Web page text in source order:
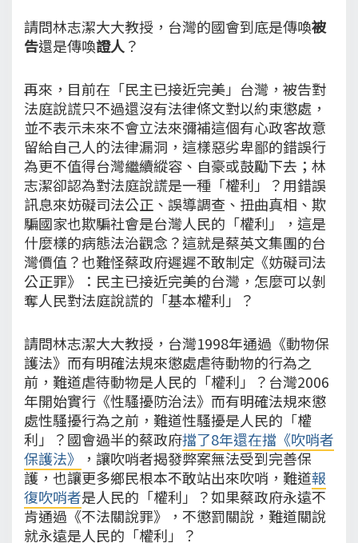
請問林志潔大大教授，台灣的國會到底是傳喚被
告還是傳喚證人 ？
再來，目前在「民主已接近完美」台灣，被告對
法庭說謊只不過還沒有法律條文對以約束懲處，
並不表示未來不會立法來彌補這個有心政客故意
留給自己人的法律漏洞，這樣惡劣卑鄙的錯誤行
為更不值得台灣繼續縱容、自豪或鼓勵下去；林
志潔卻認為對法庭說謊是一種「權利」？用錯誤
訊息來妨礙司法公正、誤導調查、扭曲真相、欺
騙國家也欺騙社會是台灣人民的「權利」，這是
什麼樣的病態法治觀念？這就是蔡英文集團的台
灣價值？也難怪蔡政府遲遲不敢制定《妨礙司法
公正罪》：民主已接近完美的台灣，怎麼可以剝
奪人民對法庭說謊的「基本權利」？
請問林志潔大大教授，台灣1998年通過《動物保
護法》而有明確法規來懲處虐待動物的行為之
前，難道虐待動物是人民的「權利」？台灣2006
年開始實行《性騷擾防治法》而有明確法規來懲
處性騷擾行為之前，難道性騷擾是人民的「權
利」？國會過半的蔡政府擋了8年還在擋《吹哨者
保護法》
，讓吹哨者揭發弊案無法受到完善保
護，也讓更多鄉民根本不敢站出來吹哨，難道報
復吹哨者是人民的「權利」？如果蔡政府永遠不
肯通過《不法關說罪》，不懲罰關說，難道關說
就永遠是人民的「權利」？